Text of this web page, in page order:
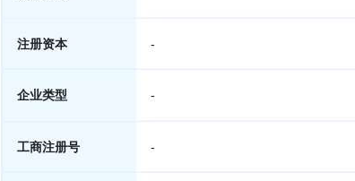
注册资本 -
企业类型 -
工商注册号 -